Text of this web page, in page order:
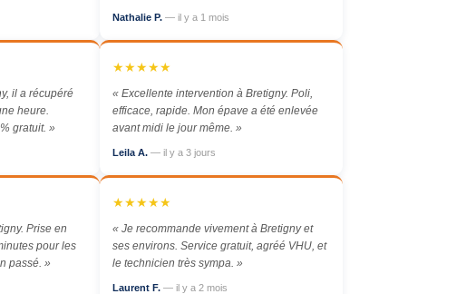
Nathalie P. — il y a 1 mois
il a récupéré
heure.
gratuit. »
★★★★★
« Excellente intervention à Bretigny. Poli,
efficace, rapide. Mon épave a été enlevée
avant midi le jour même. »
Leila A. — il y a 3 jours
Prise en
pour les
passé. »
★★★★★
« Je recommande vivement à Bretigny et
ses environs. Service gratuit, agréé VHU, et
le technicien très sympa. »
Laurent F. — il y a 2 mois